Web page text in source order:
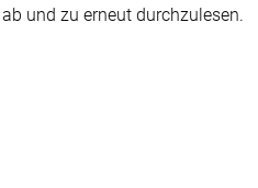
und zu erneut durchzulesen.